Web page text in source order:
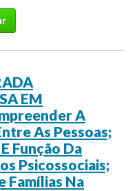
EM
A
As Pessoas;
Função Da
Psicossociais;
Famílias Na